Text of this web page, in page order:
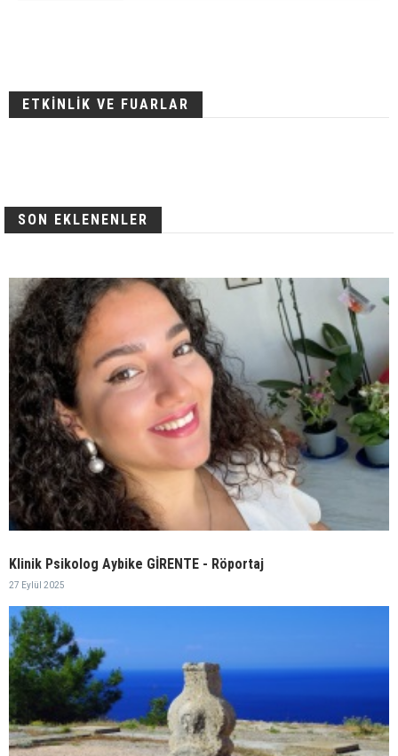
ETKİNLİK VE FUARLAR
SON EKLENENLER
Klinik Psikolog Aybike GİRENTE - Röportaj
27 Eylül 2025